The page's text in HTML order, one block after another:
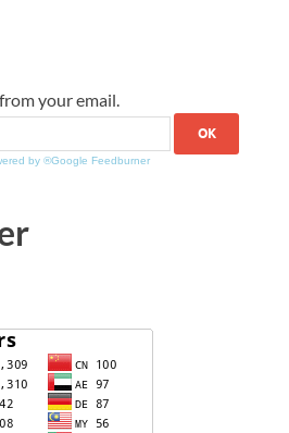
your email.
by ®Google Feedburner